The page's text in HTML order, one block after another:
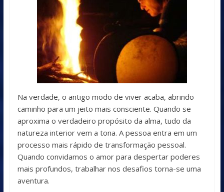
Na verdade, o antigo modo de viver acaba, abrindo
caminho para um jeito mais consciente. Quando se
aproxima o verdadeiro propósito da alma, tudo da
natureza interior vem a tona. A pessoa entra em um
processo mais rápido de transformação pessoal.
Quando convidamos o amor para despertar poderes
mais profundos, trabalhar nos desafios torna-se uma
aventura.